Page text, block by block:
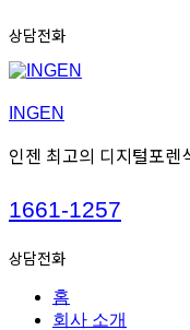
상담전화
INGEN
인젠 최고의 디지털포렌
Call
1661-1257
상담전화
홈
회사 소개